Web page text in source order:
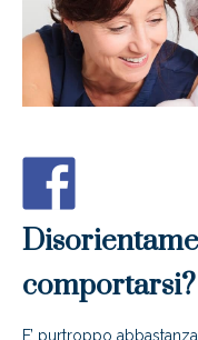
comportarsi?
E’ purtroppo